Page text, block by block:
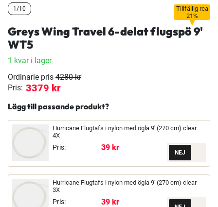
Tillfällig rea
21%
1/10
1/10
1/10
Greys Wing Travel 6-delat flugspö 9'
WT5
1 kvar i lager
Ordinarie pris 4280 kr
Pris: 3379 kr
Lägg till passande produkt?
Hurricane Flugtafs i nylon med ögla 9' (270 cm) clear
4X
Pris: 39 kr
Hurricane Flugtafs i nylon med ögla 9' (270 cm) clear
3X
Pris: 39 kr